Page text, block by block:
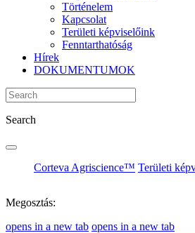
Történelem
Kapcsolat
Területi képviselőink
Fenntarthatóság
Hírek
DOKUMENTUMOK
Search
Corteva Agriscience™ Területi
Megosztás:
opens in a new tab opens in a new tab